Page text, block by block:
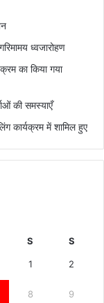
ध्वजारोहण
का किया गया
की समस्याएँ
कार्यक्रम में शामिल हुए
S S
1 2
8 9